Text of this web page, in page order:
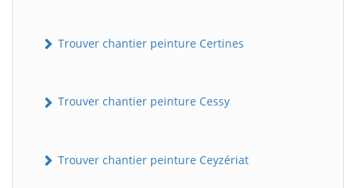
Trouver chantier peinture Certines
Trouver chantier peinture Cessy
Trouver chantier peinture Ceyzériat